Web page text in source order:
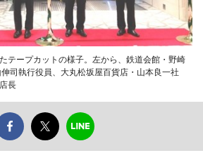
テープカットの様子。左から、鉄道会館・野崎
司執行役員、大丸松坂屋百貨店・山本良一社
長